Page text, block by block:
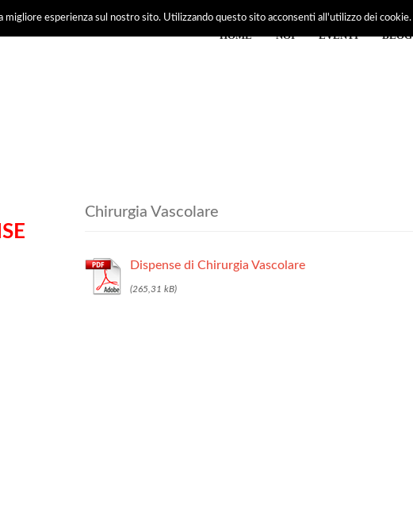
HOME NOI EVENTI BLOG
Chirurgia Vascolare
Dispense di Chirurgia Vascolare
migliore esperienza sul nostro sito. Utilizzando questo sito acconsenti all'utilizzo dei cookie.